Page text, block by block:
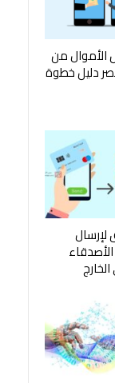
الأموال من
دليل خطوة